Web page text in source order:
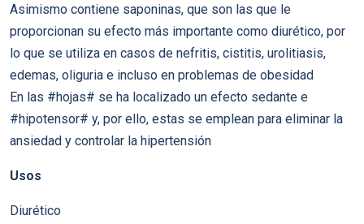
Asimismo contiene saponinas, que son las que le
proporcionan su efecto más importante como diurético, por
lo que se utiliza en casos de nefritis, cistitis, urolitiasis,
edemas, oliguria e incluso en problemas de obesidad
En las #hojas# se ha localizado un efecto sedante e
#hipotensor# y, por ello, estas se emplean para eliminar la
ansiedad y controlar la hipertensión
Usos
Diurético